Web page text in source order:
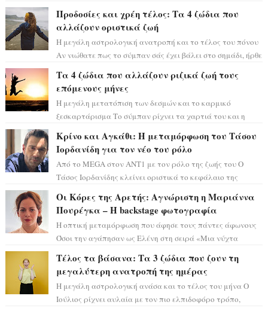
Προδοσίες και χρέη τέλος: Τα 4 ζώδια που
αλλάζουν οριστικά ζωή
Η μεγάλη αστρολογική ανατροπή και το τέλος του πόνου
Αν νιώθατε πως το σύμπαν σάς έχει βάλει στο σημάδι, ήρθε
Τα 4 ζώδια που αλλάζουν ριζικά ζωή τους
επόμενους μήνες
Η μεγάλη μετατόπιση των δεσμών και το καρμικό
ξεσκαρτάρισμα Το σύμπαν ρίχνει τα χαρτιά του και η
Κρίνο και Αγκάθι: Η μεταμόρφωση του Τάσου
Ιορδανίδη για τον νέο του ρόλο
Από το MEGA στον ΑΝΤ1 με τον ρόλο της ζωής του Ο
Τάσος Ιορδανίδης κλείνει οριστικά το κεφάλαιο της
Οι Κόρες της Αρετής: Αγνώριστη η Μαριάννα
Πουρέγκα – H backstage φωτογραφία
Η οπτική μεταμόρφωση που άφησε τους πάντες άφωνους
Όσοι την αγάπησαν ως Ελένη στη σειρά «Μια νύχτα
Τέλος τα βάσανα: Τα 3 ζώδια που ζουν τη
μεγαλύτερη ανατροπή της ημέρας
Η μεγάλη αστρολογική ανάσα και το τέλος του μήνα Ο
Ιούλιος ρίχνει αυλαία με τον πιο ελπιδοφόρο τρόπο,